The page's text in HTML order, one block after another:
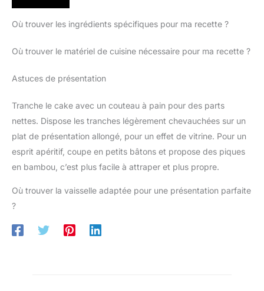
Où trouver les ingrédients spécifiques pour ma recette ?
Où trouver le matériel de cuisine nécessaire pour ma recette ?
Astuces de présentation
Tranche le cake avec un couteau à pain pour des parts
nettes. Dispose les tranches légèrement chevauchées sur un
plat de présentation allongé, pour un effet de vitrine. Pour un
esprit apéritif, coupe en petits bâtons et propose des piques
en bambou, c’est plus facile à attraper et plus propre.
Où trouver la vaisselle adaptée pour une présentation parfaite
?